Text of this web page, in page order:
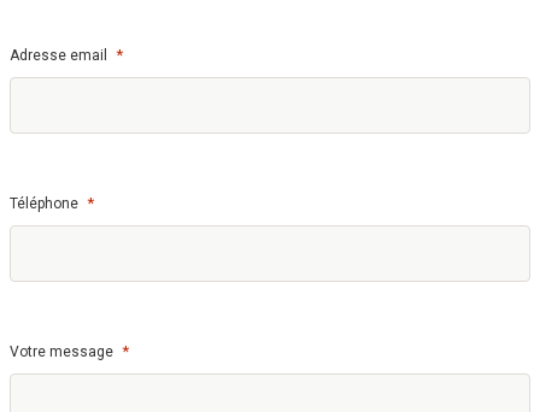
Adresse email *
Téléphone *
Votre message *